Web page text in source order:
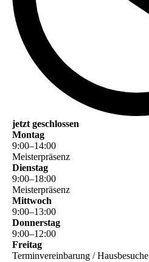
jetzt geschlossen
Montag
9:00–14:00
Meisterpräsenz
Dienstag
9:00–18:00
Meisterpräsenz
Mittwoch
9:00–13:00
Donnerstag
9:00–12:00
Freitag
Terminvereinbarung / Hausbesuche